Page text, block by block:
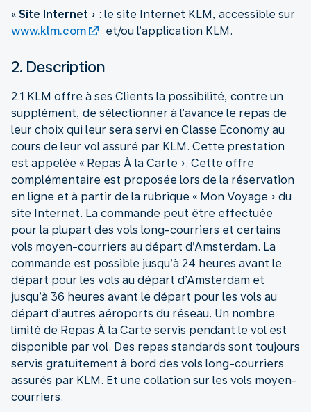
« Site Internet » : le site Internet KLM, accessible sur
www.klm.com
et/ou l’application KLM.
2. Description
2.1 KLM offre à ses Clients la possibilité, contre un
supplément, de sélectionner à l’avance le repas de
leur choix qui leur sera servi en Classe Economy au
cours de leur vol assuré par KLM. Cette prestation
est appelée « Repas À la Carte ». Cette offre
complémentaire est proposée lors de la réservation
en ligne et à partir de la rubrique « Mon Voyage » du
site Internet. La commande peut être effectuée
pour la plupart des vols long-courriers et certains
vols moyen-courriers au départ d’Amsterdam. La
commande est possible jusqu’à 24 heures avant le
départ pour les vols au départ d’Amsterdam et
jusqu’à 36 heures avant le départ pour les vols au
départ d’autres aéroports du réseau. Un nombre
limité de Repas À la Carte servis pendant le vol est
disponible par vol. Des repas standards sont toujours
servis gratuitement à bord des vols long-courriers
assurés par KLM. Et une collation sur les vols moyen-
courriers.